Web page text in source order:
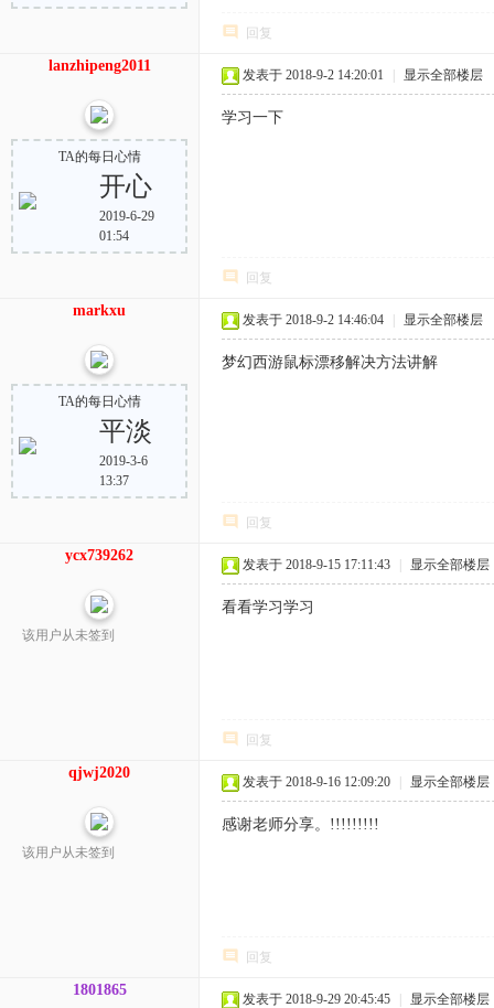
回复
lanzhipeng2011
TA的每日心情
开心
2019-6-29
01:54
发表于 2018-9-2 14:20:01 显示全部楼层
学习一下
回复
markxu
TA的每日心情
平淡
2019-3-6
13:37
发表于 2018-9-2 14:46:04 显示全部楼层
梦幻西游鼠标漂移解决方法讲解
回复
ycx739262
该用户从未签到
发表于 2018-9-15 17:11:43 显示全部楼层
看看学习学习
回复
qjwj2020
该用户从未签到
发表于 2018-9-16 12:09:20 显示全部楼层
感谢老师分享。!!!!!!!!!
回复
1801865
发表于 2018-9-29 20:45:45 显示全部楼层